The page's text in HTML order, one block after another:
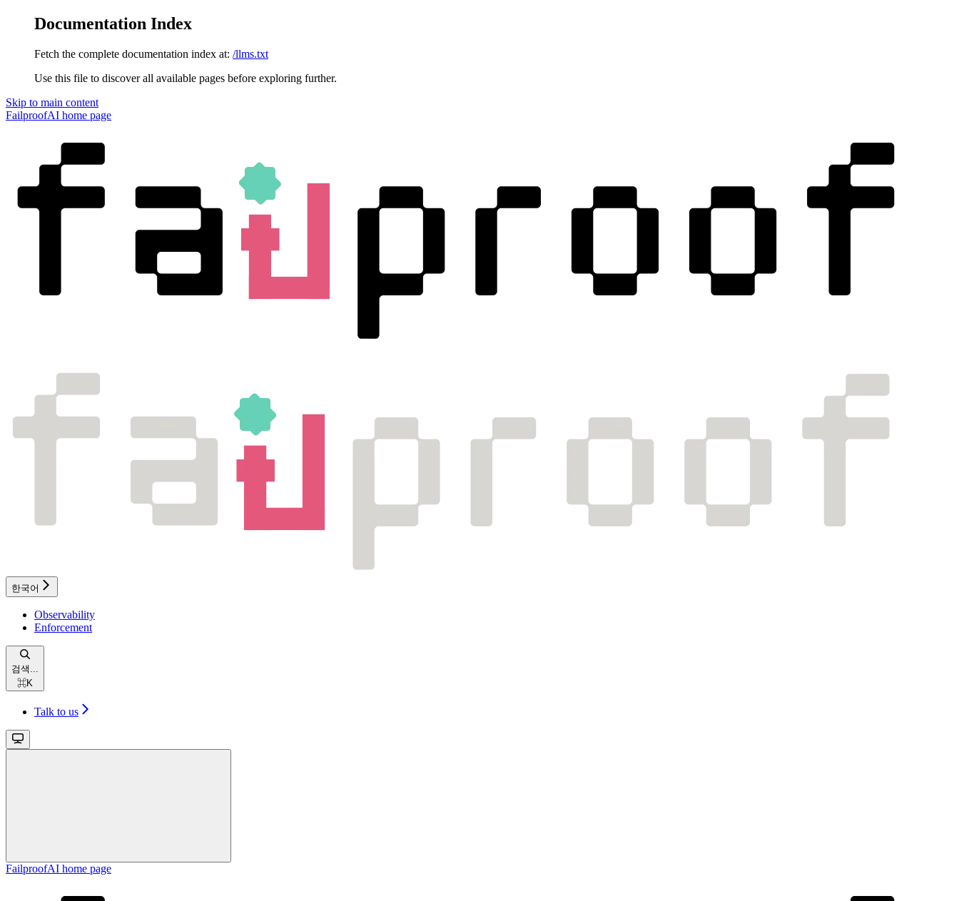
Documentation Index
Fetch the complete documentation index at: /llms.txt
Use this file to discover all available pages before exploring further.
Skip to main content
FailproofAI home page
한국어
Observability
Enforcement
검색...
⌘K
Talk to us
FailproofAI home page